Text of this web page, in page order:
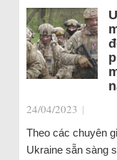
24/04/2023 |
Theo các chuyên
Ukraine sẵn sàng